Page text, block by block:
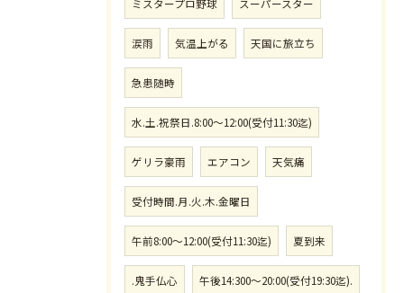
ミスタープロ野球 スーパースター
涙雨 気温上がる 天国に旅立ち
急患随時
水.土.祝祭日.8:00〜12:00(受付11:30迄)
ゲリラ豪雨 エアコン 天気痛
受付時間.月.火.木.金曜日
午前8:00〜12:00(受付11:30迄) 夏到来
.鬼手仏心 午後14:300〜20:00(受付19:30迄).